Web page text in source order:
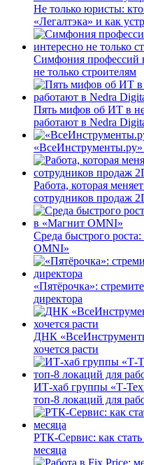
Не только юристы:
«Легалтэка» и как
Симфония профессий
не только строителям
Пять мифов об ИТ в
работают в Nedra
«ВсеИнструменты.ру»
Работа, которая
сотрудников продаж
Среда быстрого
OMNI»
«Пятёрочка»:
директора
ДНК
хочется расти
ИТ-хаб группы «Т-
топ-8 локаций для
РТК-Сервис: как
месяца